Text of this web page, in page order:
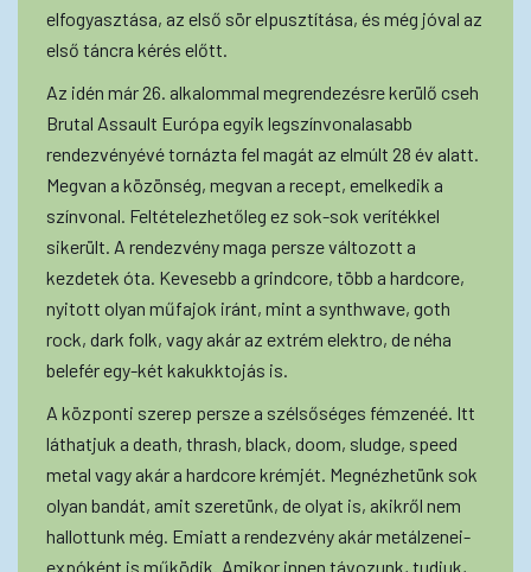
elfogyasztása, az első sör elpusztítása, és még jóval az
első táncra kérés előtt.
Az idén már 26. alkalommal megrendezésre kerülő cseh
Brutal Assault Európa egyik legszínvonalasabb
rendezvényévé tornázta fel magát az elmúlt 28 év alatt.
Megvan a közönség, megvan a recept, emelkedik a
színvonal. Feltételezhetőleg ez sok-sok verítékkel
sikerült. A rendezvény maga persze változott a
kezdetek óta. Kevesebb a grindcore, több a hardcore,
nyitott olyan műfajok iránt, mint a synthwave, goth
rock, dark folk, vagy akár az extrém elektro, de néha
belefér egy-két kakukktojás is.
A központi szerep persze a szélsőséges fémzenéé. Itt
láthatjuk a death, thrash, black, doom, sludge, speed
metal vagy akár a hardcore krémjét. Megnézhetünk sok
olyan bandát, amit szeretünk, de olyat is, akikről nem
hallottunk még. Emiatt a rendezvény akár metálzenei-
expóként is működik. Amikor innen távozunk, tudjuk,